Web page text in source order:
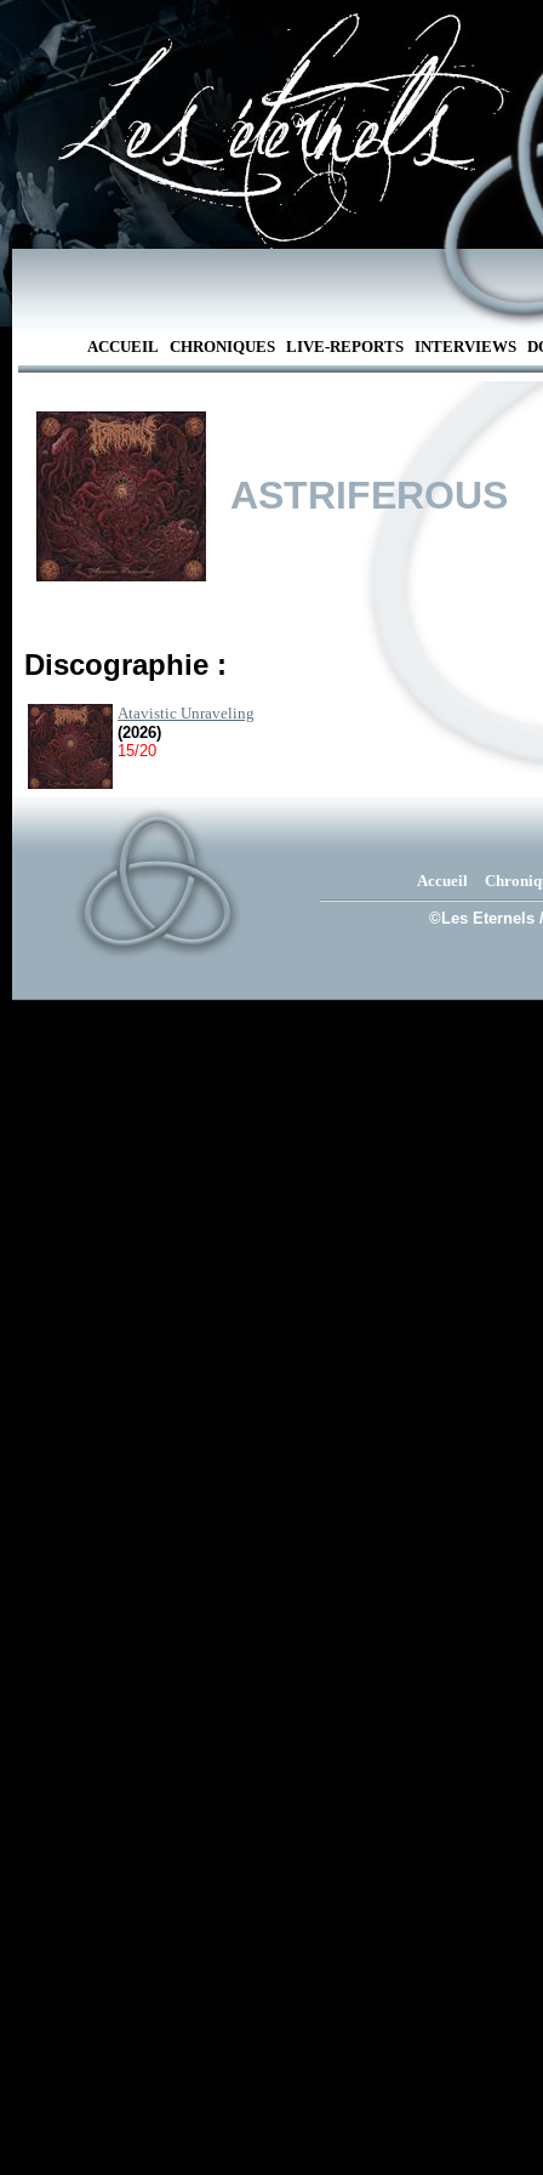
ACCUEIL CHRONIQUES LIVE-REPORTS INTERVIEWS
ASTRIFEROUS
Discographie :
Atavistic Unraveling
(2026)
15/20
Accueil
©Les Eternels